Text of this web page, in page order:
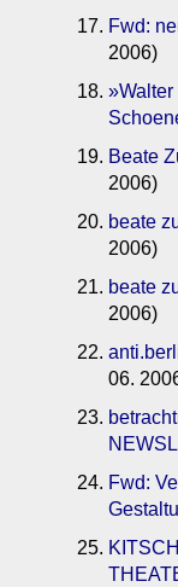
Fwd:
2006)
Beate
2006)
beate
2006)
beate
2006)
06.
Fwd: